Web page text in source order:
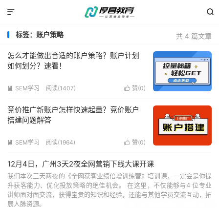


共 4 篇文章
标签：账户策略
怎么才能做出合适的账户策略？账户计划
如何划分？速看！
 赞(0)
 SEM学习 阅读(1407)
竞价推广新账户怎样快速起量？竞价账户
搭建问题解答
 赞(0)
 SEM学习 阅读(1964)
12月4日，广州3天2夜全网营销下线大课开课
我们本次三天两夜的《全网获客业绩倍增训练营》培训课，一定会是你提
升获客能力、优化投放策略的绝佳机会。 在这里，不仅能够与4 位专业
讲师面对面交流，获得宝贵的知识和经验，还能与其他学员交流互动，拓
展人脉资源。